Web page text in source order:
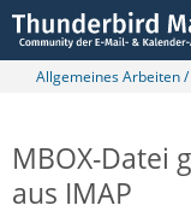
Allgemeines Arbeiten
MBOX-Datei
aus IMAP